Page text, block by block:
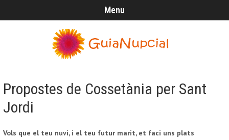
Menu
Propostes de Cossetània per Sant
Jordi
Vols que el teu nuvi, i el teu futur marit, et faci uns plats